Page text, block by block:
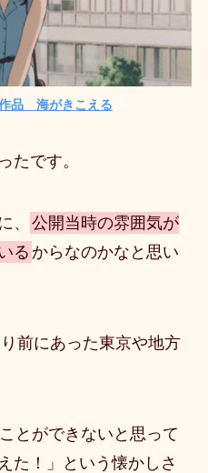
品 海がきこえる
たです。
、
公開当時の雰囲気が
る からなのかなと思い
前にあった東京や地方
とができないと思って
た！」という懐かしさ